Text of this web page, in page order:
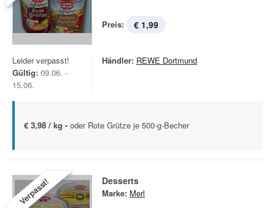
Preis: € 1,99
Leider verpasst!
Gültig: 09.06. -
15.06.
Händler: REWE Dortmund
€ 3,98 / kg - oder Rote Grütze je 500-g-Becher
Verpasst! Desserts
Marke: Merl